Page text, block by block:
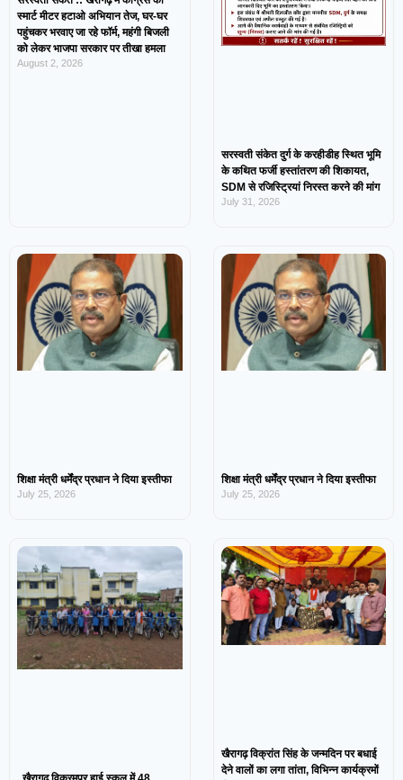
स्मार्ट मीटर हटाओ अभियान तेज, घर-घर
पहुंचकर भरवाए जा रहे फॉर्म, महंगी बिजली
को लेकर भाजपा सरकार पर तीखा हमला
August 2, 2026
सरस्वती संकेत दुर्ग के करहीडीह स्थित भूमि
के कथित फर्जी हस्तांतरण की शिकायत,
SDM से रजिस्ट्रियां निरस्त करने की मांग
July 31, 2026
शिक्षा मंत्री धर्मेंद्र प्रधान ने दिया इस्तीफा
July 25, 2026
शिक्षा मंत्री धर्मेंद्र प्रधान ने दिया इस्तीफा
July 25, 2026
खैरागढ़ विक्रांत सिंह के जन्मदिन पर बधाई
देने वालों का लगा तांता, विभिन्न कार्यक्रमों